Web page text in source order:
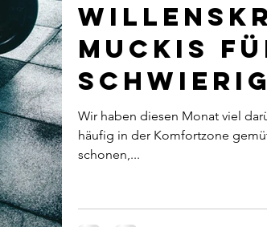
Muckis
Wir haben diesen Monat viel
häufig in der Komfortzone
schonen,...